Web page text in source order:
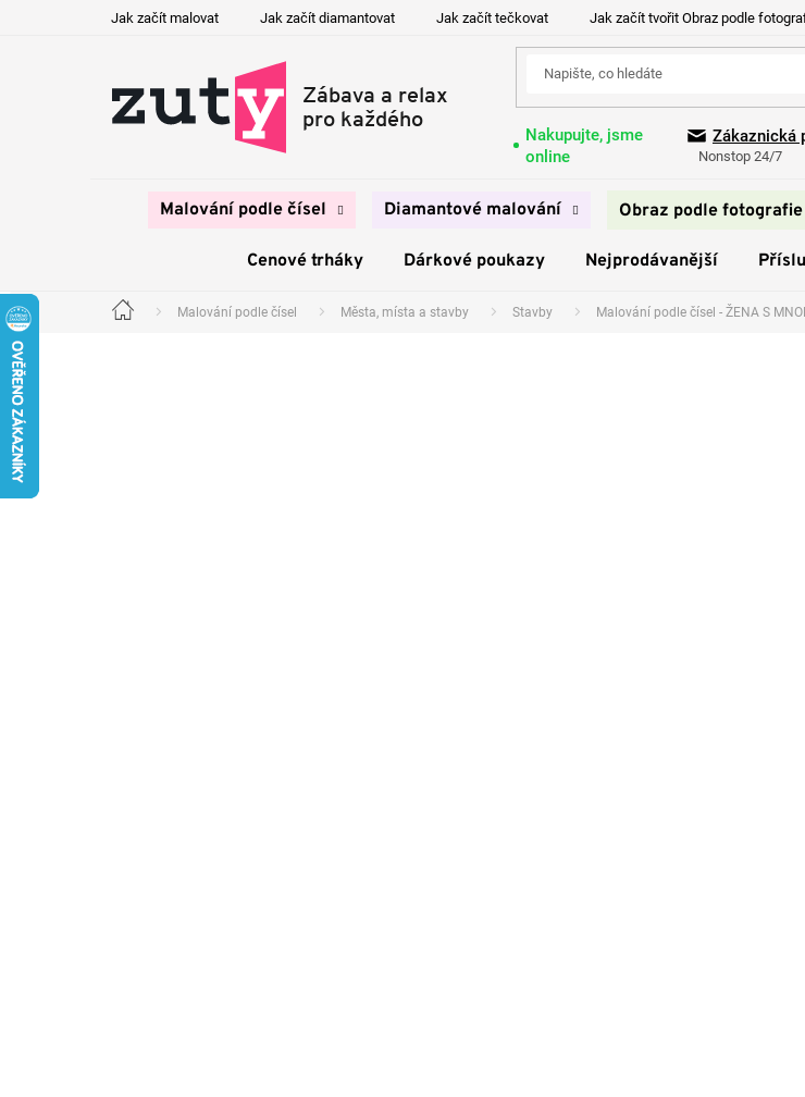
Jak začít malovat Jak začít diamantovat Jak začít tečkovat Jak začít tvořit Obraz podle
Nakupujte, jsme
online
Zákaznická
Nonstop 24/7
Malování podle čísel Diamantové malování Obraz podle fotografie
Cenové trháky Dárkové poukazy Nejprodávanější
Domů Malování podle čísel Města, místa a stavby Stavby Malování podle čísel - ŽENA S